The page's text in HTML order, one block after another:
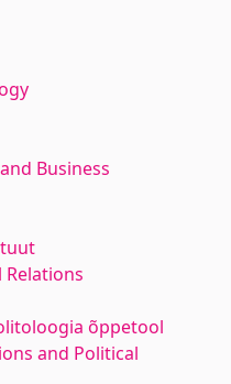
Business
õppetool
and Political